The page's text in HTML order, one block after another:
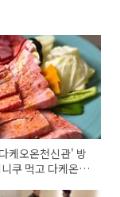
케오온천신관' 방
쿠 먹고 다케온온